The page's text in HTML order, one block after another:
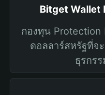
Bitget Wallet
กองทุน
ดอลลาร์สหรัฐที่จ
ธุรกร